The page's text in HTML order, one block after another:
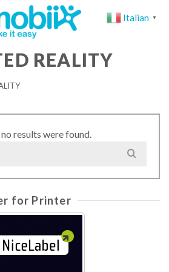
REALITY
results were found.
for Printer
Italian ▼